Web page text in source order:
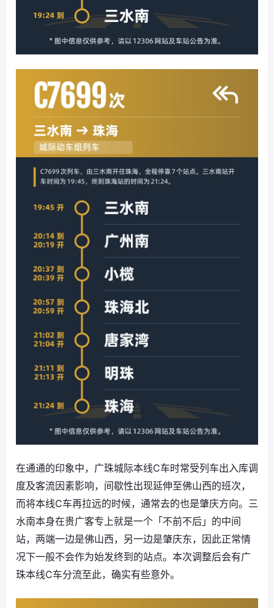
在通通的印象中，广珠城际本线C车时常受列车出入库调
度及客流因素影响，间歇性出现延伸至佛山西的班次，
而将本线C车再拉远的时候，通常去的也是肇庆方向。三
水南本身在贵广客专上就是一个「不前不后」的中间
站，两端一边是佛山西，另一边是肇庆东，因此正常情
况下一般不会作为始发终到的站点。本次调整后会有广
珠本线C车分流至此，确实有些意外。